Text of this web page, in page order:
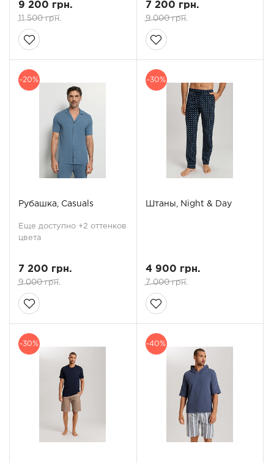
9 200 грн.
11 500 грн.
7 200 грн.
9 000 грн.
-20%
Рубашка, Casuals
Еще доступно +2 оттенков
цвета
7 200 грн.
9 000 грн.
-30%
Штаны, Night & Day
4 900 грн.
7 000 грн.
-30% -40%